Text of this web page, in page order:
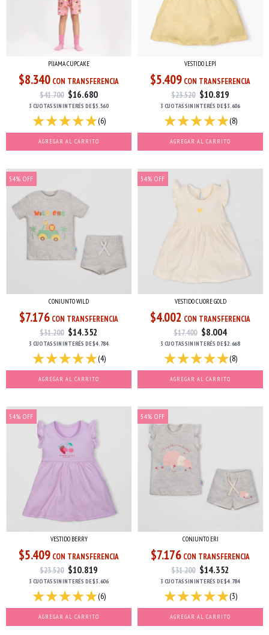
PIJAMA CUPCAKE
$8.340 CON TRANSFERENCIA
$41.700 $16.680
3 CUOTASSIN INTERÉS DE$5.560
(6)
AGREGAR AL CARRITO
VESTIDO LEPI
$5.409 CON TRANSFERENCIA
$23.520 $10.819
3 CUOTASSIN INTERÉS DE$3.606
(8)
AGREGAR AL CARRITO
54% OFF
CONJUNTO WILD
$7.176 CON TRANSFERENCIA
$31.200 $14.352
3 CUOTASSIN INTERÉS DE$4.784
(4)
AGREGAR AL CARRITO
54% OFF
VESTIDO CUORE GOLD
$4.002 CON TRANSFERENCIA
$17.400 $8.004
3 CUOTASSIN INTERÉS DE$2.668
(8)
AGREGAR AL CARRITO
54% OFF
VESTIDO BERRY
$5.409 CON TRANSFERENCIA
$23.520 $10.819
3 CUOTASSIN INTERÉS DE$3.606
(6)
AGREGAR AL CARRITO
54% OFF
CONJUNTO ERI
$7.176 CON TRANSFERENCIA
$31.200 $14.352
3 CUOTASSIN INTERÉS DE$4.784
(3)
AGREGAR AL CARRITO